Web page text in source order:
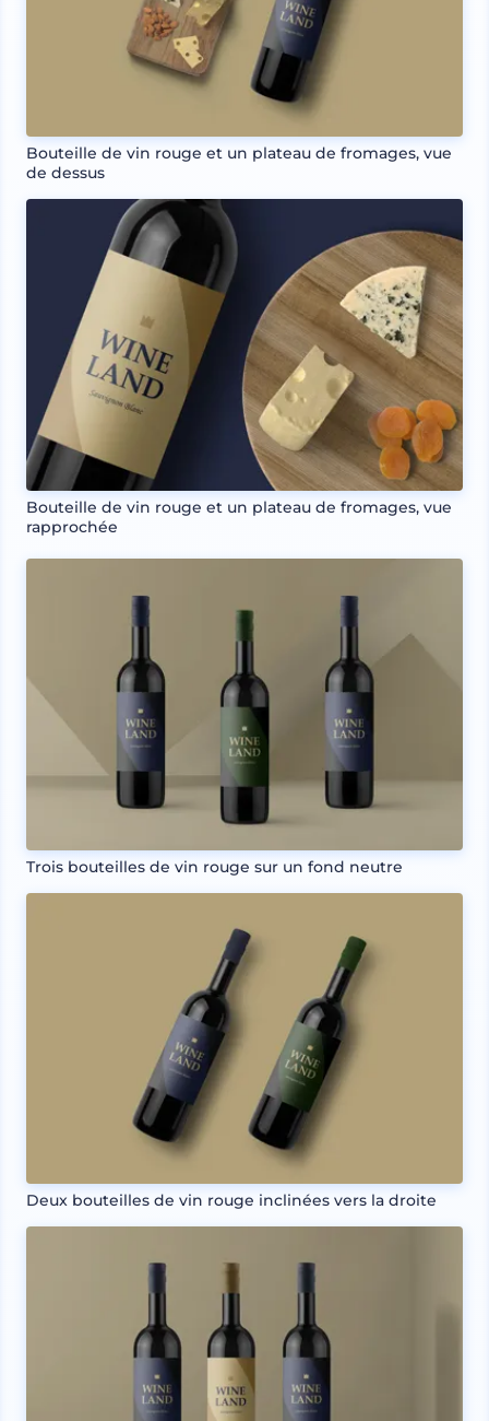
Bouteille de vin rouge et un plateau de fromages, vue
de dessus
Bouteille de vin rouge et un plateau de fromages, vue
rapprochée
Trois bouteilles de vin rouge sur un fond neutre
Deux bouteilles de vin rouge inclinées vers la droite